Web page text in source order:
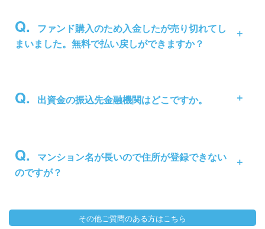
ファンド購入のため入金したが売り切れてし
まいました。無料で払い戻しができますか？
出資金の振込先金融機関はどこですか。
マンション名が長いので住所が登録できない
のですが？
その他ご質問のある方はこちら